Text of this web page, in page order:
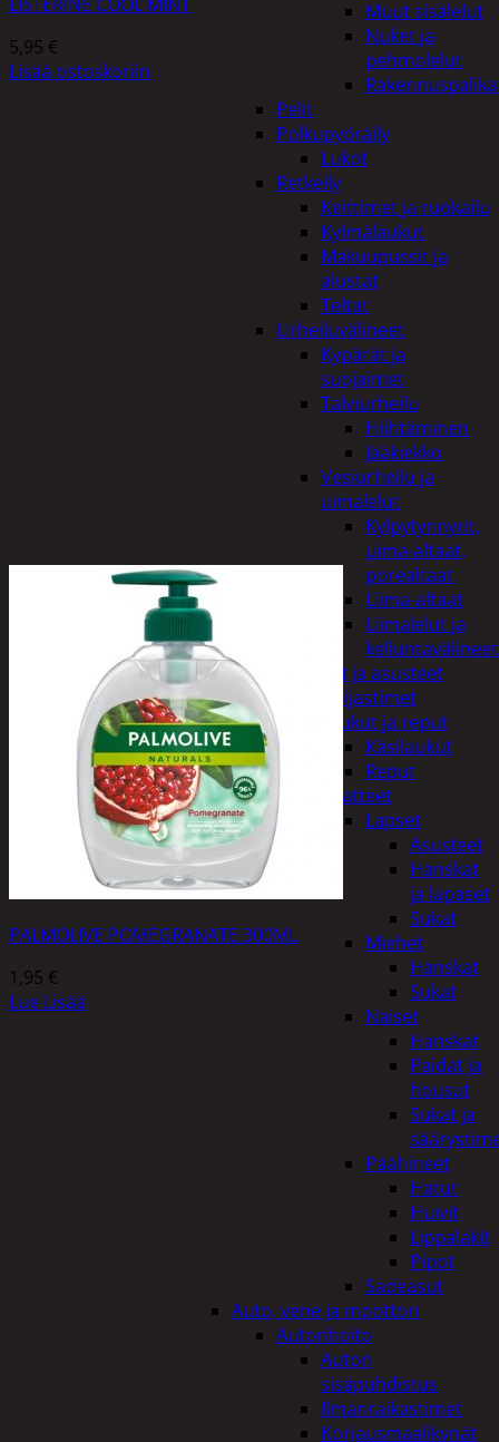
Muut sisälelut
Nuket ja
pehmolelut
Pelit
Polkupyöräily
Lukot
Retkeily
Keittimet ja ruokailu
Kylmälaukut
Makuupussit ja
alustat
Teltat
Urheiluvälineet
Kypärät ja
suojaimet
Talviurheilu
Hiihtäminen
Jääkiekko
Vesiurheilu ja
uimalelut
Kylpytynnyrit,
uima-altaat,
porealtaat
Uima-altaat
Uimalelut ja
kelluntavälineet
Vaatteet ja asusteet
Heijastimet
Laukut ja reput
Käsilaukut
Reput
Vaatteet
Lapset
Asusteet
Hanskat
ja lapaset
Sukat
Miehet
Hanskat
Sukat
Naiset
Hanskat
Paidat ja
housut
Sukat ja
Päähineet
Hatut
Huivit
Lippalakit
Pipot
Sadeasut
Auto, vene ja moottori
Autonhoito
Auton
sisäpuhdistus
Ilmanraikastimet
Korjausmaalikynät
5,95 €
Lisää ostoskoriin
PALMOLIVE POMEGRANATE 300ML
1,95 €
Lue Lisää